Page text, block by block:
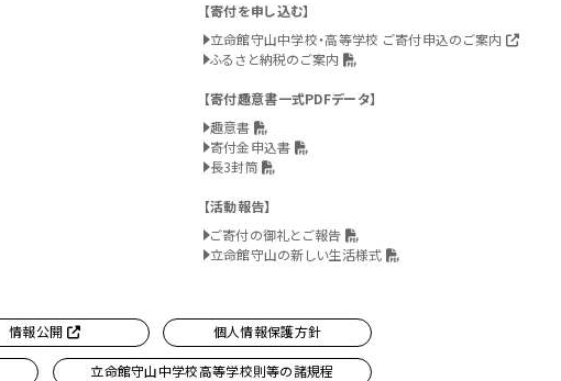
寄付を申し込む
立命館守山中学校・高等学校 ご寄付申込のご案内
ふるさと納税のご案内
寄付趣意書一式PDFデータ
趣意書
寄付金申込書
長3封筒
活動報告
ご寄付の御礼とご報告
立命館守山の新しい生活様式
情報公開 個人情報保護方針
立命館守山中学校高等学校則等の諸規程